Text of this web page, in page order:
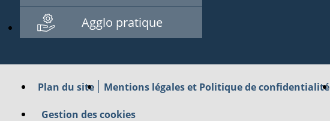
Agglo pratique
Plan du site Mentions légales et Politique de confidentialité
Gestion des cookies